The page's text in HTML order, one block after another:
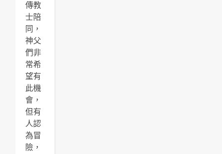
傳教
士陪
同，
神父
們非
常希
望有
此機
會，
但有
人認
為冒
險，